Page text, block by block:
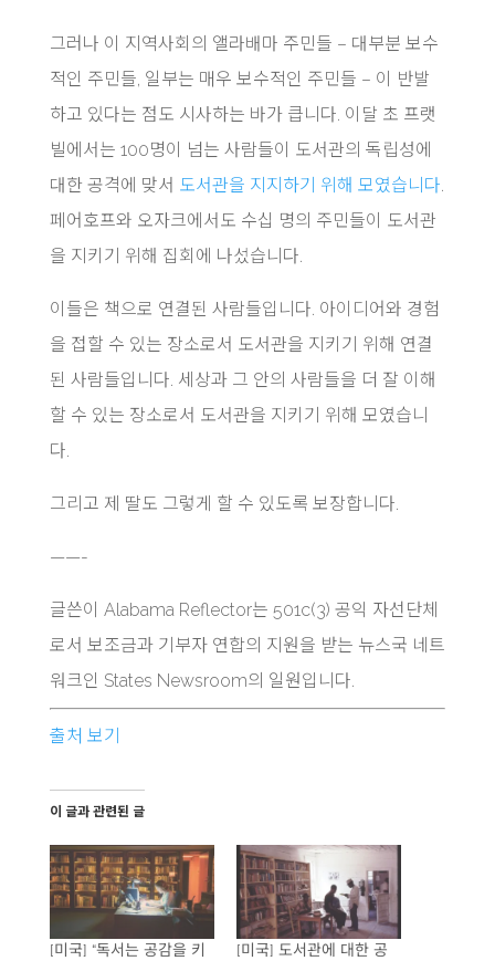
그러나 이 지역사회의 앨라배마 주민들 – 대부분 보수
적인 주민들, 일부는 매우 보수적인 주민들 – 이 반발
하고 있다는 점도 시사하는 바가 큽니다. 이달 초 프랫
빌에서는 100명이 넘는 사람들이 도서관의 독립성에
대한 공격에 맞서 도서관을 지지하기 위해 모였습니다.
페어호프와 오자크에서도 수십 명의 주민들이 도서관
을 지키기 위해 집회에 나섰습니다.
이들은 책으로 연결된 사람들입니다. 아이디어와 경험
을 접할 수 있는 장소로서 도서관을 지키기 위해 연결
된 사람들입니다. 세상과 그 안의 사람들을 더 잘 이해
할 수 있는 장소로서 도서관을 지키기 위해 모였습니
다.
그리고 제 딸도 그렇게 할 수 있도록 보장합니다.
——-
글쓴이 Alabama Reflector는 501c(3) 공익 자선단체
로서 보조금과 기부자 연합의 지원을 받는 뉴스국 네트
워크인 States Newsroom의 일원입니다.
출처 보기
이 글과 관련된 글
[미국] “독서는 공감을 키
[미국] 도서관에 대한 공